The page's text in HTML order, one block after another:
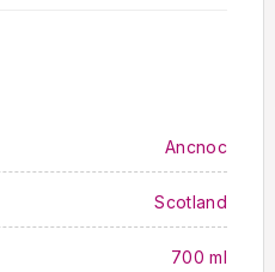
Ancnoc
Scotland
700 ml